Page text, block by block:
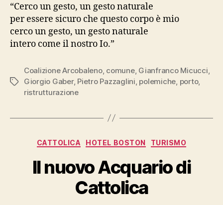
“Cerco un gesto, un gesto naturale
per essere sicuro che questo corpo è mio
cerco un gesto, un gesto naturale
intero come il nostro Io.”
Tag
Coalizione Arcobaleno, comune, Gianfranco Micucci
Giorgio Gaber, Pietro Pazzaglini polemiche porto,
ristrutturazione
Categorie
CATTOLICA HOTEL BOSTON TURISMO
Il nuovo Acquario di
Cattolica